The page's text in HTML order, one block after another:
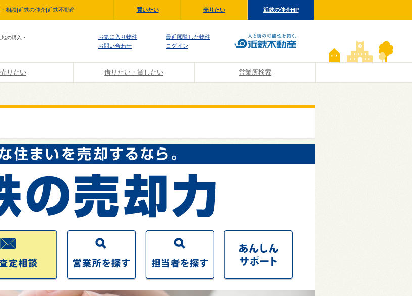
相談|近鉄の仲介|近鉄不動産 買いたい 売りたい 近鉄の仲介HP
の購入・
お気に入り物件
お問い合わせ
最近閲覧した物件
ログイン
売りたい 借りたい・貸したい 営業所検索